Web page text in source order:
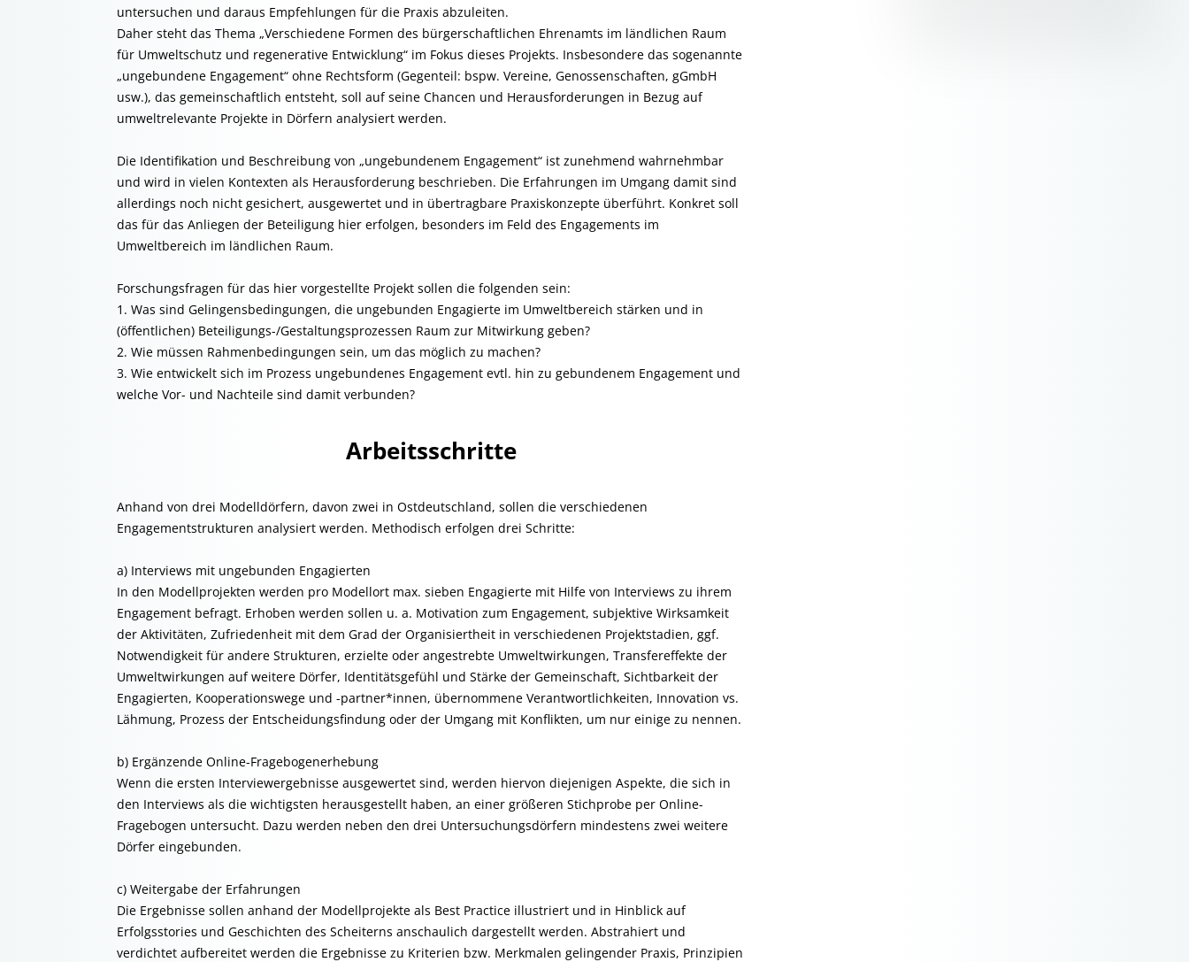
untersuchen und daraus Empfehlungen für die Praxis abzuleiten.
Daher steht das Thema „Verschiedene Formen des bürgerschaftlichen Ehrenamts im ländlichen Raum
für Umweltschutz und regenerative Entwicklung“ im Fokus dieses Projekts. Insbesondere das sogenannte
„ungebundene Engagement“ ohne Rechtsform (Gegenteil: bspw. Vereine, Genossenschaften, gGmbH
usw.), das gemeinschaftlich entsteht, soll auf seine Chancen und Herausforderungen in Bezug auf
umweltrelevante Projekte in Dörfern analysiert werden.
Die Identifikation und Beschreibung von „ungebundenem Engagement“ ist zunehmend wahrnehmbar
und wird in vielen Kontexten als Herausforderung beschrieben. Die Erfahrungen im Umgang damit sind
allerdings noch nicht gesichert, ausgewertet und in übertragbare Praxiskonzepte überführt. Konkret soll
das für das Anliegen der Beteiligung hier erfolgen, besonders im Feld des Engagements im
Umweltbereich im ländlichen Raum.
Forschungsfragen für das hier vorgestellte Projekt sollen die folgenden sein:
1. Was sind Gelingensbedingungen, die ungebunden Engagierte im Umweltbereich stärken und in
(öffentlichen) Beteiligungs-/Gestaltungsprozessen Raum zur Mitwirkung geben?
2. Wie müssen Rahmenbedingungen sein, um das möglich zu machen?
3. Wie entwickelt sich im Prozess ungebundenes Engagement evtl. hin zu gebundenem Engagement und
welche Vor- und Nachteile sind damit verbunden?
Arbeitsschritte
Anhand von drei Modelldörfern, davon zwei in Ostdeutschland, sollen die verschiedenen
Engagementstrukturen analysiert werden. Methodisch erfolgen drei Schritte:
a) Interviews mit ungebunden Engagierten
In den Modellprojekten werden pro Modellort max. sieben Engagierte mit Hilfe von Interviews zu ihrem
Engagement befragt. Erhoben werden sollen u. a. Motivation zum Engagement, subjektive Wirksamkeit
der Aktivitäten, Zufriedenheit mit dem Grad der Organisiertheit in verschiedenen Projektstadien, ggf.
Notwendigkeit für andere Strukturen, erzielte oder angestrebte Umweltwirkungen, Transfereffekte der
Umweltwirkungen auf weitere Dörfer, Identitätsgefühl und Stärke der Gemeinschaft, Sichtbarkeit der
Engagierten, Kooperationswege und -partner*innen, übernommene Verantwortlichkeiten, Innovation vs.
Lähmung, Prozess der Entscheidungsfindung oder der Umgang mit Konflikten, um nur einige zu nennen.
b) Ergänzende Online-Fragebogenerhebung
Wenn die ersten Interviewergebnisse ausgewertet sind, werden hiervon diejenigen Aspekte, die sich in
den Interviews als die wichtigsten herausgestellt haben, an einer größeren Stichprobe per Online-
Fragebogen untersucht. Dazu werden neben den drei Untersuchungsdörfern mindestens zwei weitere
Dörfer eingebunden.
c) Weitergabe der Erfahrungen
Die Ergebnisse sollen anhand der Modellprojekte als Best Practice illustriert und in Hinblick auf
Erfolgsstories und Geschichten des Scheiterns anschaulich dargestellt werden. Abstrahiert und
verdichtet aufbereitet werden die Ergebnisse zu Kriterien bzw. Merkmalen gelingender Praxis, Prinzipien